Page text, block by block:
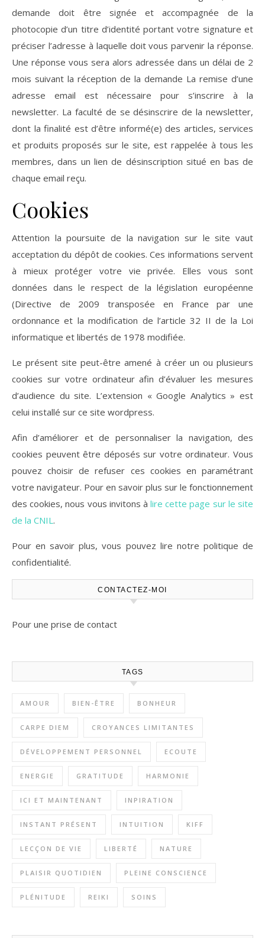
demande doit être signée et accompagnée de la
photocopie d’un titre d’identité portant votre signature et
préciser l’adresse à laquelle doit vous parvenir la réponse.
Une réponse vous sera alors adressée dans un délai de 2
mois suivant la réception de la demande La remise d’une
adresse email est nécessaire pour s’inscrire à la
newsletter. La faculté de se désinscrire de la newsletter,
dont la finalité est d’être informé(e) des articles, services
et produits proposés sur le site, est rappelée à tous les
membres, dans un lien de désinscription situé en bas de
chaque email reçu.
Cookies
Attention la poursuite de la navigation sur le site vaut
acceptation du dépôt de cookies. Ces informations servent
à mieux protéger votre vie privée. Elles vous sont
données dans le respect de la législation européenne
(Directive de 2009 transposée en France par une
ordonnance et la modification de l’article 32 II de la Loi
informatique et libertés de 1978 modifiée.
Le présent site peut-être amené à créer un ou plusieurs
cookies sur votre ordinateur afin d’évaluer les mesures
d’audience du site. L’extension « Google Analytics » est
celui installé sur ce site wordpress.
Afin d’améliorer et de personnaliser la navigation, des
cookies peuvent être déposés sur votre ordinateur. Vous
pouvez choisir de refuser ces cookies en paramétrant
votre navigateur. Pour en savoir plus sur le fonctionnement
des cookies, nous vous invitons àlire cette page sur le site
de la CNIL.
Pour en savoir plus, vous pouvez lire notre politique de
confidentialité.
CONTACTEZ-MOI
Pour une prise de contact
TAGS
AMOUR BIEN-ÊTRE BONHEUR
CARPE DIEM CROYANCES LIMITANTES
DÉVELOPPEMENT PERSONNEL ECOUTE
ENERGIE GRATITUDE HARMONIE
ICI ET MAINTENANT INPIRATION
INSTANT PRÉSENT INTUITION KIFF
LECÇON DE VIE LIBERTÉ NATURE
PLAISIR QUOTIDIEN PLEINE CONSCIENCE
PLÉNITUDE REIKI SOINS